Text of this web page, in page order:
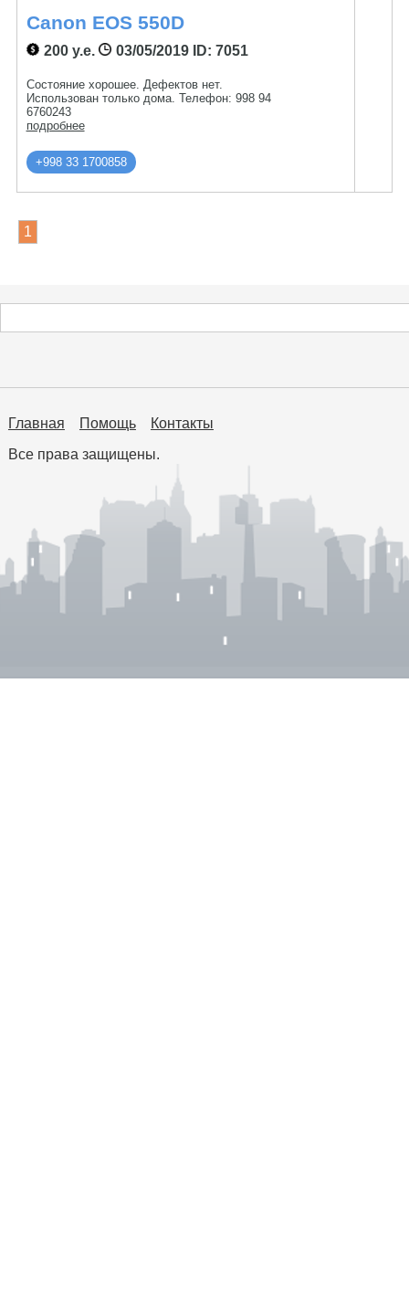
Canon EOS 550D
200 у.е. 03/05/2019ID: 7051
Состояние хорошее. Дефектов нет.
Использован только дома. Телефон: 998 94
6760243
подробнее
+998 33 1700858
1
Главная Помощь
Контакты
Все права защищены.